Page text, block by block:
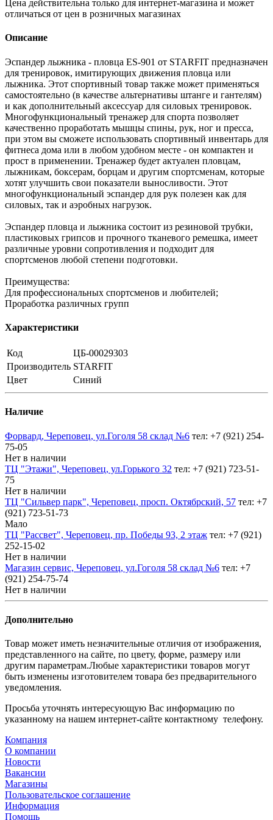
Цена действительна только для интернет-магазина и может
отличаться от цен в розничных магазинах
Описание
Эспандер лыжника - пловца ES-901 от STARFIT предназначен
для тренировок, имитирующих движения пловца или
лыжника. Этот спортивный товар также может применяться
самостоятельно (в качестве альтернативы штанге и гантелям)
и как дополнительный аксессуар для силовых тренировок.
Многофункциональный тренажер для спорта позволяет
качественно проработать мышцы спины, рук, ног и пресса,
при этом вы сможете использовать спортивный инвентарь для
фитнеса дома или в любом удобном месте - он компактен и
прост в применении. Тренажер будет актуален пловцам,
лыжникам, боксерам, борцам и другим спортсменам, которые
хотят улучшить свои показатели выносливости. Этот
многофункциональный эспандер для рук полезен как для
силовых, так и аэробных нагрузок.
Эспандер пловца и лыжника состоит из резиновой трубки,
пластиковых грипсов и прочного тканевого ремешка, имеет
различные уровни сопротивления и подходит для
спортсменов любой степени подготовки.
Преимущества:
Для профессиональных спортсменов и любителей;
Проработка различных групп
Характеристики
Код
ЦБ-00029303
Производитель STARFIT
Цвет
Синий
Наличие
Форвард, Череповец, ул.Гоголя 58 склад №6 тел: +7 (921) 254-
75-05
Нет в наличии
ТЦ "Этажи", Череповец, ул.Горького 32 тел: +7 (921) 723-51-
75
Нет в наличии
ТЦ "Сильвер парк", Череповец, просп. Октябрский, 57 тел: +7
(921) 723-51-73
Мало
ТЦ "Рассвет", Череповец, пр. Победы 93, 2 этаж тел: +7 (921)
252-15-02
Нет в наличии
Магазин сервис, Череповец, ул.Гоголя 58 склад №6 тел: +7
(921) 254-75-74
Нет в наличии
Дополнительно
Товар может иметь незначительные отличия от изображения,
представленного на сайте, по цвету, форме, размеру или
другим параметрам.Любые характеристики товаров могут
быть изменены изготовителем товара без предварительного
уведомления.
Просьба уточнять интересующую Вас информацию по
указанному на нашем интернет-сайте контактному телефону.
Компания
О компании
Новости
Вакансии
Магазины
Пользовательское соглашение
Информация
Помощь